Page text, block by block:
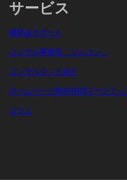
サービス
補助金サポート
コンサル事務長「ジムコン」
コンサルタント紹介
ホームページ制作WEBマーケティ
コラム